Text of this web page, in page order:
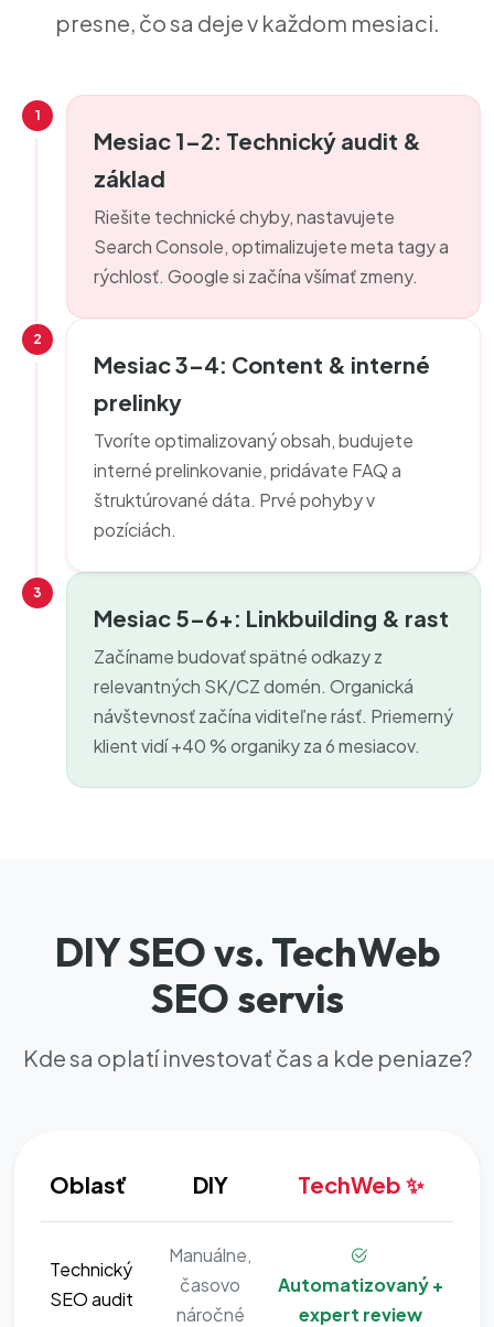
presne, čo sa deje v každom mesiaci.
1
Mesiac 1–2: Technický audit &
základ
Riešite technické chyby, nastavujete
Search Console, optimalizujete meta tagy a
rýchlosť. Google si začína všímať zmeny.
2
Mesiac 3–4: Content & interné
prelinky
Tvoríte optimalizovaný obsah, budujete
interné prelinkovanie, pridávate FAQ a
štruktúrované dáta. Prvé pohyby v
pozíciách.
3
Mesiac 5–6+: Linkbuilding & rast
Začíname budovať spätné odkazy z
relevantných SK/CZ domén. Organická
návštevnosť začína viditeľne rásť. Priemerný
klient vidí +40 % organiky za 6 mesiacov.
DIY SEO vs. TechWeb
SEO servis
Kde sa oplatí investovať čas a kde peniaze?
Oblasť DIY TechWeb ✨
Technický
SEO audit
Manuálne,
časovo
náročné
Automatizovaný +
expert review